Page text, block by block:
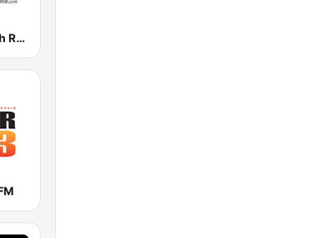
KRNB Smooth R&B 105.7 FM (US Only)